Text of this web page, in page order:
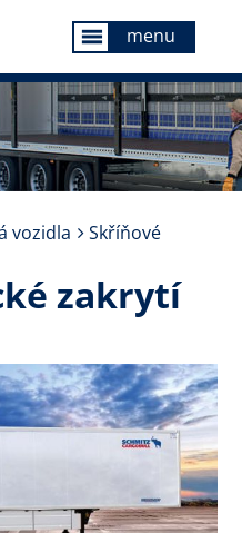
menu menu
vozidla
Skříňové
zakrytí